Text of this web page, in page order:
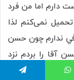
دارم اما من فرد
نمی‌کنم لذا
ندارم چون حسن
آقا را بردم نزد
دقيقه بعد آمد پايين،گفتم چي